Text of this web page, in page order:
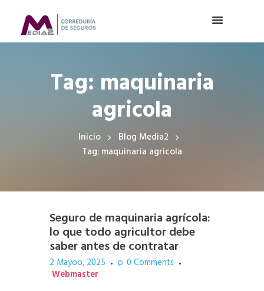
Tag: maquinaria
agricola
Inicio
Blog Media2
Tag: maquinaria agricola
Seguro de maquinaria agrícola:
lo que todo agricultor debe
saber antes de contratar
2 Mayoo, 2025 0 Comments
Webmaster